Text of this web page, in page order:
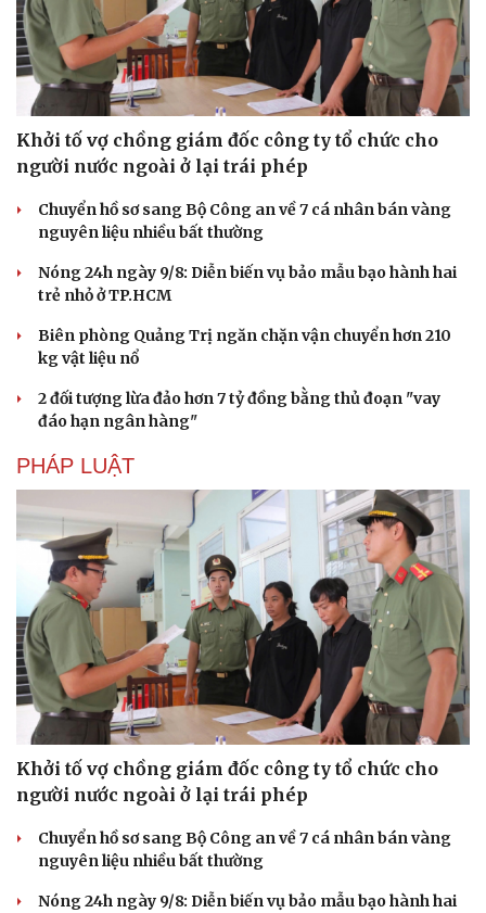
Khởi tố vợ chồng giám đốc công ty tổ chức cho
người nước ngoài ở lại trái phép
Chuyển hồ sơ sang Bộ Công an về 7 cá nhân bán vàng
nguyên liệu nhiều bất thường
Nóng 24h ngày 9/8: Diễn biến vụ bảo mẫu bạo hành hai
trẻ nhỏ ở TP.HCM
Biên phòng Quảng Trị ngăn chặn vận chuyển hơn 210
kg vật liệu nổ
2 đối tượng lừa đảo hơn 7 tỷ đồng bằng thủ đoạn "vay
đáo hạn ngân hàng"
PHÁP LUẬT
Khởi tố vợ chồng giám đốc công ty tổ chức cho
người nước ngoài ở lại trái phép
Chuyển hồ sơ sang Bộ Công an về 7 cá nhân bán vàng
nguyên liệu nhiều bất thường
Nóng 24h ngày 9/8: Diễn biến vụ bảo mẫu bạo hành hai